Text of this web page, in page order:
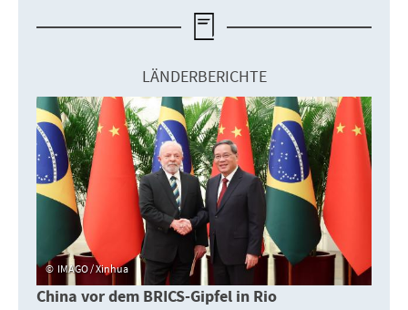
LÄNDERBERICHTE
IMAGO / Xinhua
China vor dem BRICS-Gipfel in Rio